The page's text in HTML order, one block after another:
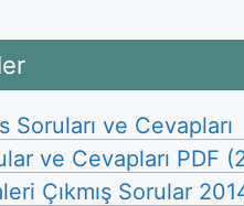
Soruları ve Cevapları
ve Cevapları PDF
Çıkmış Sorular